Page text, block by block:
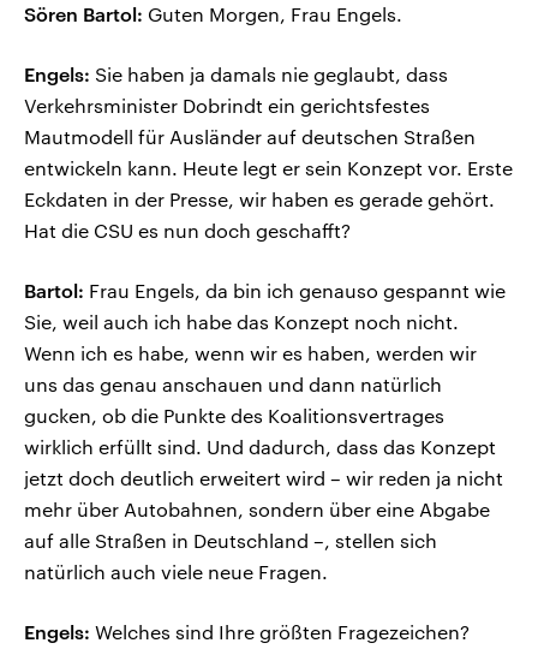
Sören Bartol: Guten Morgen, Frau Engels.
Engels: Sie haben ja damals nie geglaubt, dass
Verkehrsminister Dobrindt ein gerichtsfestes
Mautmodell für Ausländer auf deutschen Straßen
entwickeln kann. Heute legt er sein Konzept vor. Erste
Eckdaten in der Presse, wir haben es gerade gehört.
Hat die CSU es nun doch geschafft?
Bartol: Frau Engels, da bin ich genauso gespannt wie
Sie, weil auch ich habe das Konzept noch nicht.
Wenn ich es habe, wenn wir es haben, werden wir
uns das genau anschauen und dann natürlich
gucken, ob die Punkte des Koalitionsvertrages
wirklich erfüllt sind. Und dadurch, dass das Konzept
jetzt doch deutlich erweitert wird – wir reden ja nicht
mehr über Autobahnen, sondern über eine Abgabe
auf alle Straßen in Deutschland –, stellen sich
natürlich auch viele neue Fragen.
Engels: Welches sind Ihre größten Fragezeichen?